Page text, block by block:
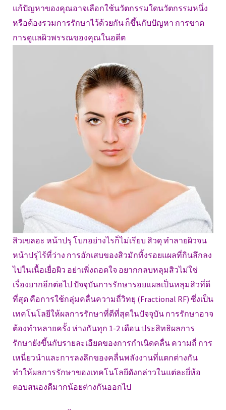
แก้ปัญหาของคุณอาจเลือกใช้นวัตกรรมใดนวัตกรรมหนึ่ง
หรือต้องรวมการรักษาไว้ด้วยกัน ก็ขึ้นกับปัญหา การขาด
การดูแลผิวพรรณของคุณในอดีต
สิวเขลอะ หน้าปรุ โบกอย่างไรก็ไม่เรียบ สิวดุ ทำลายผิวจน
หน้าปรุไร้ที่ว่าง การอักเสบของสิวมักทิ้งรอยแผลที่กินลึกลง
ไปในเนื้อเยื่อผิว อย่าเพิ่งถอดใจ อยากกลบหลุมสิวไม่ใช่
เรื่องยากอีกต่อไป ปัจจุบันการรักษารอยแผลเป็นหลุมสิวที่ดี
ที่สุด คือการใช้กลุ่มคลื่นความถี่วิทยุ (Fractional RF) ซึ่งเป็น
เทคโนโลยีให้ผลการรักษาที่ดีที่สุดในปัจจุบัน การรักษาอาจ
ต้องทำหลายครั้ง ห่างกันทุก 1-2 เดือน ประสิทธิผลการ
รักษายังขึ้นกับรายละเอียดของการกำเนิดคลื่น ความถี่ การ
เหนี่ยวนำและการลงลึกของคลื่นพลังงานที่แตกต่างกัน
ทำให้ผลการรักษาของเทคโนโลยีดังกล่าวในแต่ละยี่ห้อ
ตอบสนองดีมากน้อยต่างกันออกไป